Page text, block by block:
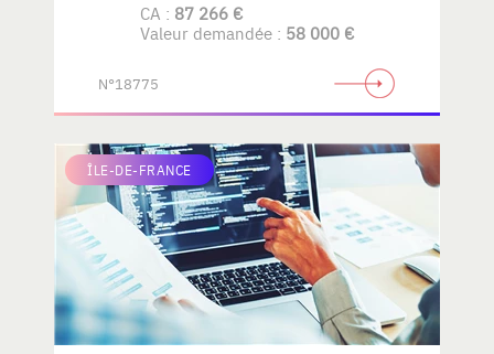
CA : 87 266 €
Valeur demandée : 58 000 €
N°18775
ÎLE-DE-FRANCE